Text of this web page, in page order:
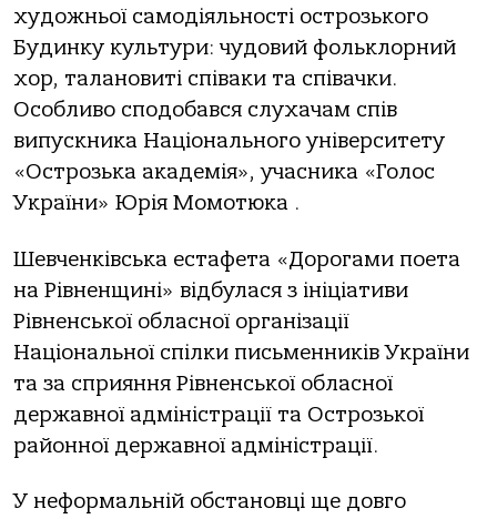
художньої самодіяльності острозького
Будинку культури: чудовий фольклорний
хор, талановиті співаки та співачки.
Особливо сподобався слухачам спів
випускника Національного університету
«Острозька академія», учасника «Голос
України» Юрія Момотюка .
Шевченківська естафета «Дорогами поета
на Рівненщині» відбулася з ініціативи
Рівненської обласної організації
Національної спілки письменників України
та за сприяння Рівненської обласної
державної адміністрації та Острозької
районної державної адміністрації.
У неформальній обстановці ще довго